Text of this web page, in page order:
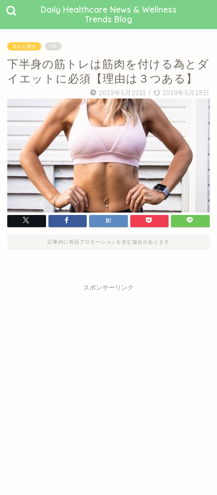
Daily Healthcare News & Wellness
Trends Blog
太もも痩せ PR
下半身の筋トレは筋肉を付ける為とダ
イエットに必須【理由は３つある】
2019年5月22日 / 2019年5月28日
記事内に商品プロモーションを含む場合があります
スポンサーリンク